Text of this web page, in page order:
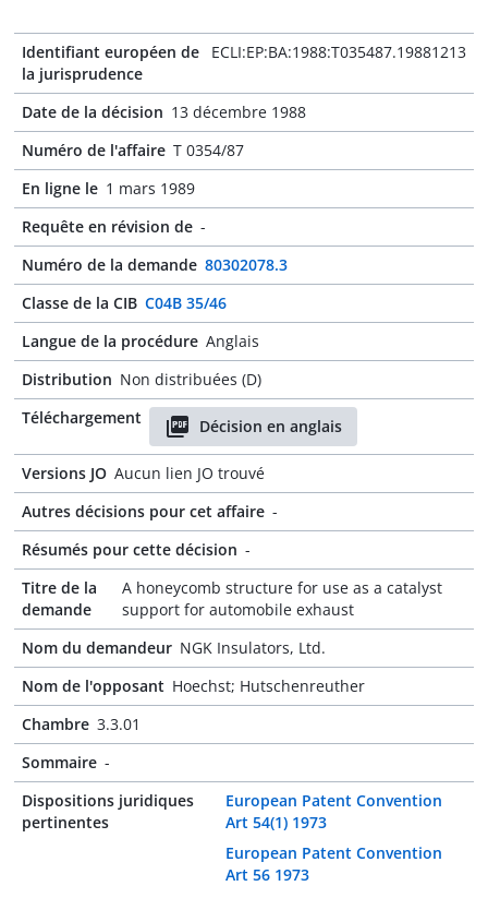
Identifiant européen de
la jurisprudence
ECLI:EP:BA:1988:T035487.19881213
Date de la décision 13 décembre 1988
Numéro de l'affaire T 0354/87
En ligne le 1 mars 1989
Requête en révision de -
Numéro de la demande 80302078.3
Classe de la CIB C04B 35/46
Langue de la procédure Anglais
Distribution Non distribuées (D)
Téléchargement
Décision en anglais
Versions JO Aucun lien JO trouvé
Autres décisions pour cet affaire -
Résumés pour cette décision -
Titre de la
demande
A honeycomb structure for use as a catalyst
support for automobile exhaust
Nom du demandeur NGK Insulators, Ltd.
Nom de l'opposant Hoechst; Hutschenreuther
Chambre 3.3.01
Sommaire -
Dispositions juridiques
pertinentes
European Patent Convention
Art 54(1) 1973
European Patent Convention
Art 56 1973